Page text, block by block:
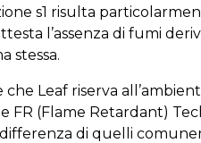
s1 risulta
l’assenza di fumi
stessa.
che Leaf riserva
FR (Flame Retardant)
di quelli